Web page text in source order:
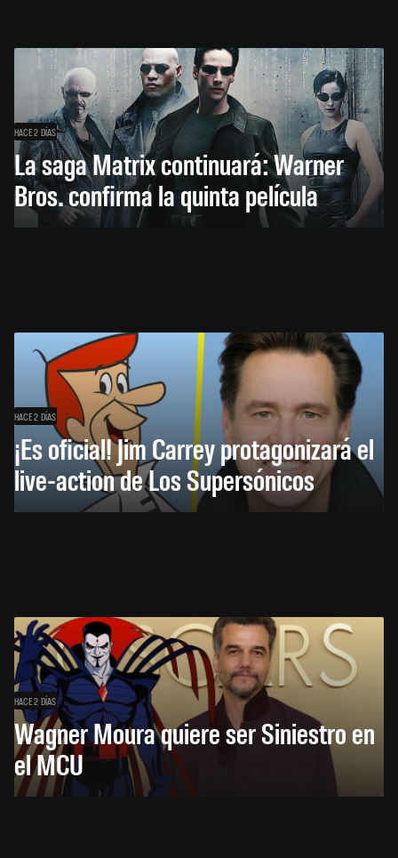
HACE 2 DÍAS
La saga Matrix continuará: Warner
Bros. confirma la quinta película
HACE 2 DÍAS
¡Es oficial! Jim Carrey protagonizará el
live-action de Los Supersónicos
HACE 2 DÍAS
Wagner Moura quiere ser Siniestro en
el MCU